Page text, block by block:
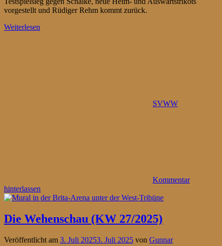
vorgestellt und Rüdiger Rehm kommt zurück.
Weiterlesen
SVWW
Kommentar
hinterlassen
Die Wehenschau (KW 27/2025)
Veröffentlicht am 3. Juli 20253. Juli 2025 von Gunnar